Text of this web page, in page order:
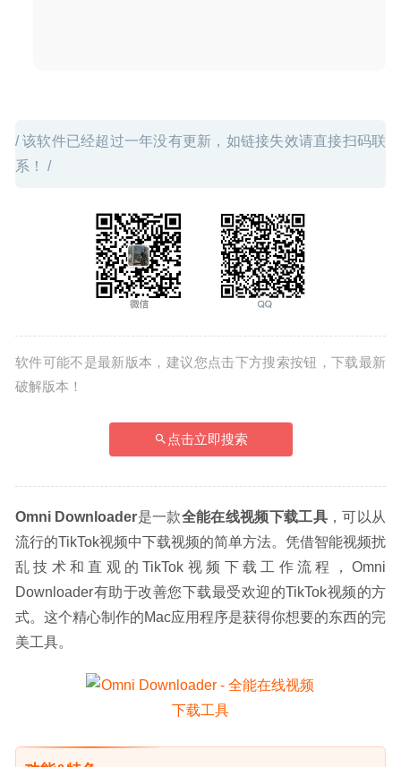
/ 该软件已经超过一年没有更新，如链接失效请直接扫码联
系！ /
软件可能不是最新版本，建议您点击下方搜索按钮，下载最新
破解版本！
点击立即搜索
Omni Downloader是一款全能在线视频下载工具 ，可以从
流行的TikTok视频中下载视频的简单方法。凭借智能视频扰
乱技术和直观的TikTok视频下载工作流程，Omni
Downloader有助于改善您下载最受欢迎的TikTok视频的方
式。这个精心制作的Mac应用程序是获得你想要的东西的完
美工具。